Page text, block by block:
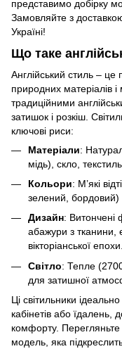
представимо добірку
Замовляйте з
Україні!
Що таке
Англійський стиль – це
природних матеріалів
традиційними
затишок і розкіш.
ключові риси:
Матеріали:
мідь), скло,
Кольори: М’які
зелений, бордовий)
Дизайн: Витончені
абажури з тканини,
вікторіанської епохи.
Світло: Тепле
для затишної
Ці світильники
кабінетів або їдалень,
комфорту. Перегляньте
модель, яка